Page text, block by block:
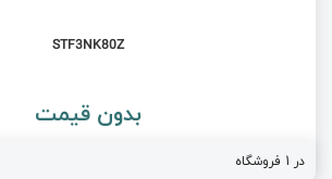
STF3NK80Z
بدون قیمت
در 1 فروشگاه